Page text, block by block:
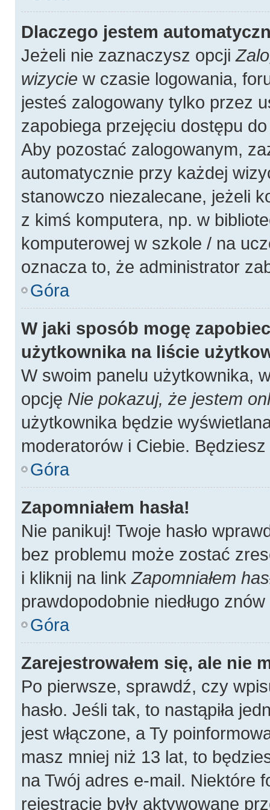
Dlaczego jestem
Jeżeli nie zaznaczysz opcji
wizycie w czasie logowania,
jesteś zalogowany tylko przez
zapobiega przejęciu dostępu
Aby pozostać zalogowanym,
automatycznie przy każdej
stanowczo niezalecane, jeżeli
z kimś komputera, np. w
komputerowej w szkole / na
oznacza to, że administrator
Góra
W jaki sposób mogę
użytkownika na liście
W swoim panelu użytkownika,
opcję Nie pokazuj, że jestem
użytkownika będzie
moderatorów i Ciebie.
Góra
Zapomniałem hasła!
Nie panikuj! Twoje hasło
bez problemu może zostać
i kliknij na linkZapomniałem
prawdopodobnie niedługo
Góra
Zarejestrowałem się, ale nie
Po pierwsze, sprawdź, czy
hasło. Jeśli tak, to nastąpiła
jest włączone, a Ty
masz mniej niż 13 lat, to
na Twój adres e-mail. Niektóre
rejestracje były aktywowane